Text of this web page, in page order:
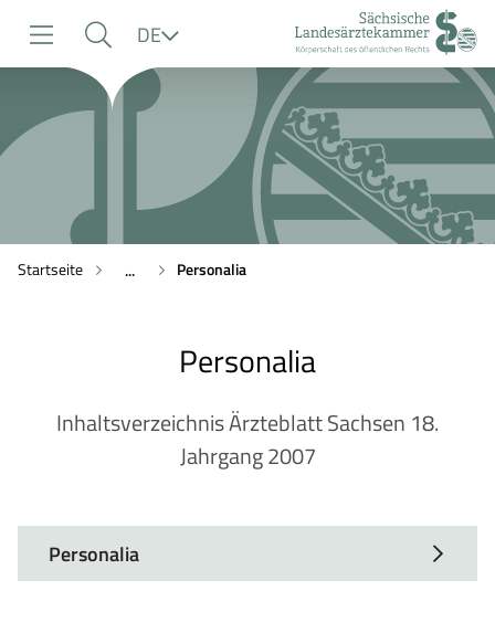
Navigation
Suche
Inhalt
DE
Startseite ... Personalia
Personalia
Inhaltsverzeichnis Ärzteblatt Sachsen 18.
Jahrgang 2007
Personalia